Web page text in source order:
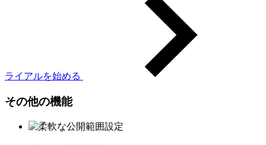
ライアルを始める
その他の機能